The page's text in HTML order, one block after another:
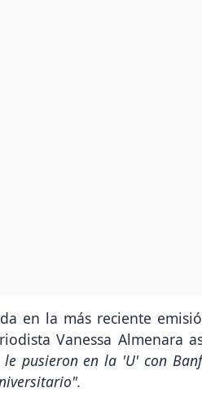
en la más reciente
Vanessa Almenara
le pusieron en la 'U' con